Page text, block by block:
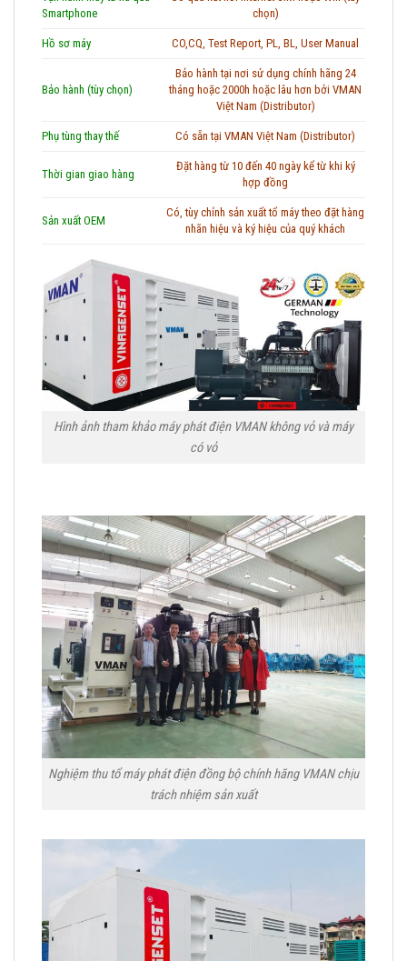
Smartphone
chọn)
Hồ sơ máy CO,CQ, Test Report, PL, BL, User Manual
Bảo hành (tùy chọn)
Bảo hành tại nơi sử dụng chính hãng 24
tháng hoặc 2000h hoặc lâu hơn bởi VMAN
Việt Nam (Distributor)
Phụ tùng thay thế Có sẵn tại VMAN Việt Nam (Distributor)
Thời gian giao hàng
Đặt hàng từ 10 đến 40 ngày kể từ khi ký
hợp đồng
Sản xuất OEM
Có, tùy chỉnh sản xuất tổ máy theo đặt hàng
nhãn hiệu và ký hiệu của quý khách
Hình ảnh tham khảo máy phát điện VMAN không vỏ và máy
có vỏ
Nghiệm thu tổ máy phát điện đồng bộ chính hãng VMAN chịu
trách nhiệm sản xuất